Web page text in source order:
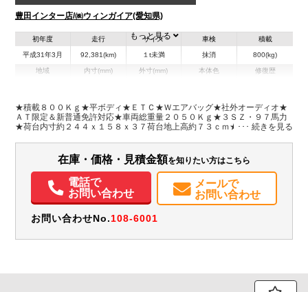
豊田インター店/㈱ウィンガイア(愛知県)
初年度
平成31年3月
走行
92,381(km)
サイズ
１t未満
車検
抹消
積載
800(kg)
地域 内寸(mm)
H:370
外寸(mm)
H:1,890
本体色 修復歴
装備情報
取扱説明書（一部含む）
メンテナンスノート（保証書）
もっと見る
★積載８００Ｋｇ★平ボディ★ＥＴＣ★Ｗエアバッグ★社外オーディオ★
ＡＴ限定＆新普通免許対応★車両総重量２０５０Ｋｇ★３ＳＺ・９７馬力
★荷台内寸約２４４ｘ１５８ｘ３７荷台地上高約７３ｃｍ★保証書・取
在庫・価格・見積金額を知りたい方はこちら
電話で
お問い合わせ
メールで
お問い合わせ
お問い合わせNo.108-6001